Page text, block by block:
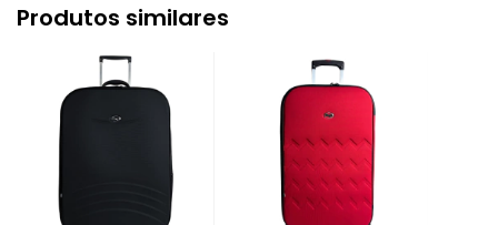
Produtos similares